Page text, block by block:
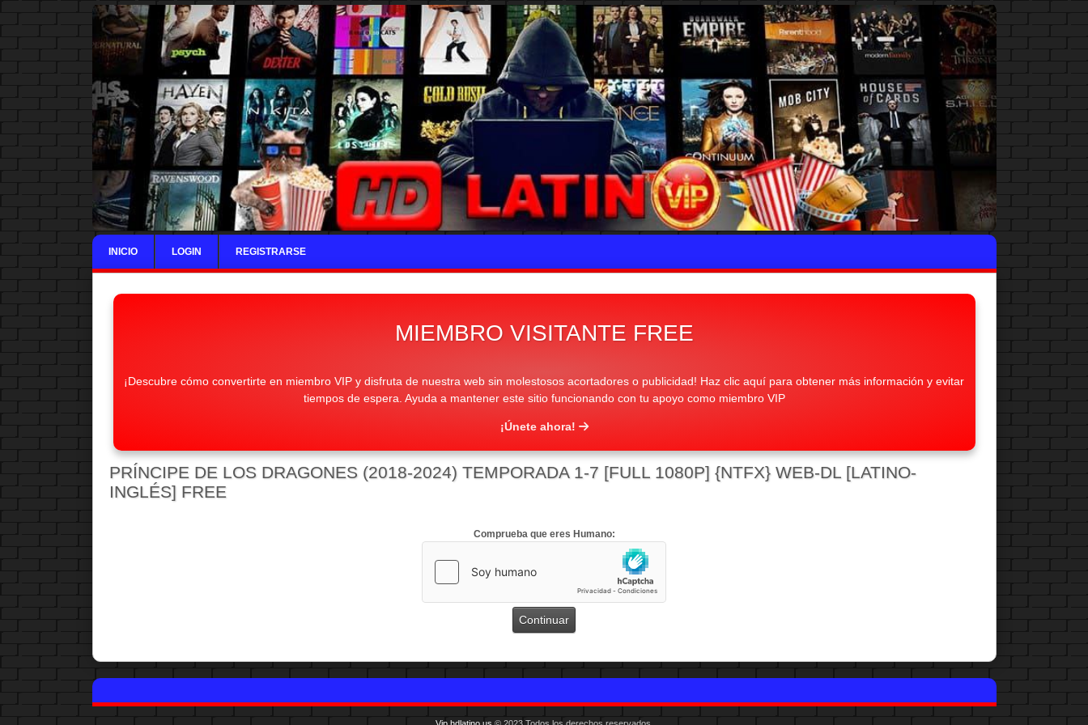
INICIO LOGIN REGISTRARSE
MIEMBRO VISITANTE FREE
¡Descubre cómo convertirte en miembro VIP y disfruta de nuestra web sin molestosos acortadores o publicidad! Haz clic aquí para obtener más información y evitar
tiempos de espera. Ayuda a mantener este sitio funcionando con tu apoyo como miembro VIP
¡Únete ahora!
PRÍNCIPE DE LOS DRAGONES (2018-2024) TEMPORADA 1-7 [FULL 1080P] {NTFX} WEB-DL [LATINO-
INGLÉS] FREE
Comprueba que eres Humano: